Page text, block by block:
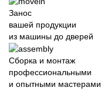
Занос
вашей продукции
из машины до дверей
Сборка и монтаж
профессиональными
и опытными мастерами